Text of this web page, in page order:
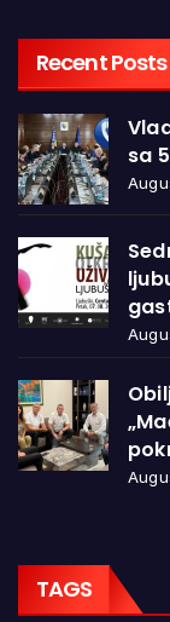
Recent Posts
sa
TAGS